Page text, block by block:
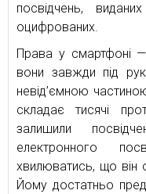
посвідчень,
оцифрованих.
Права у смартфоні
вони завжди під
невід’ємною
складає тисячі
залишили
електронного
хвилюватись, що
Йому достатньо